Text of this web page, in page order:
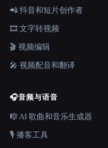
📲 抖音和短片创作者
🎞️ 文字转视频
🎬 视频编辑
🎤 视频配音和翻译
🎧音频与语音
🎼 AI 歌曲和音乐生成器
🎙️ 播客工具